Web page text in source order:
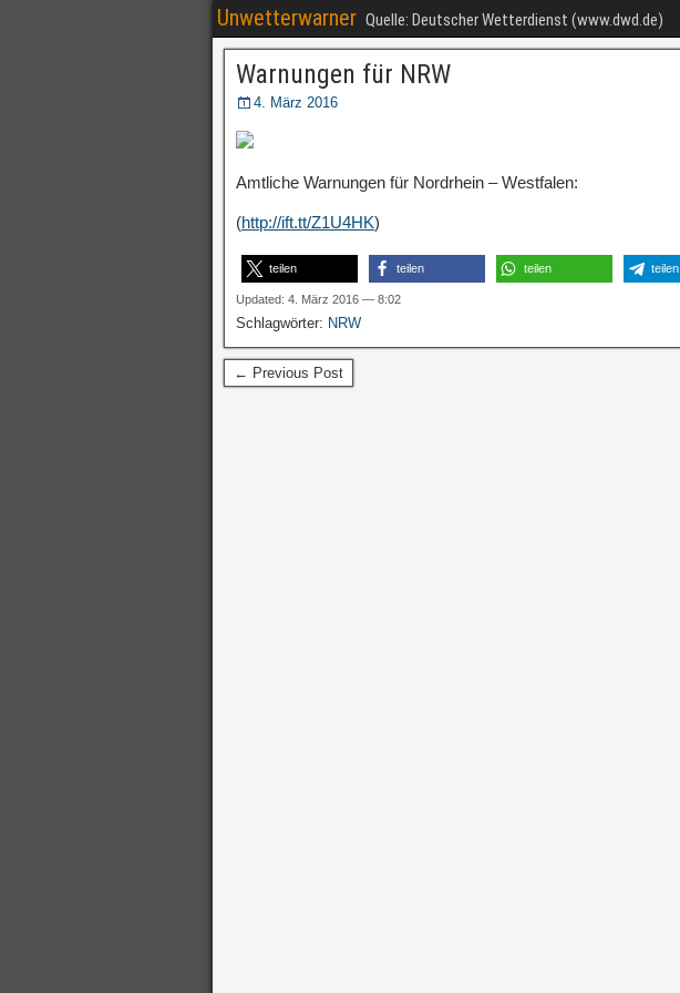
Unwetterwarner Quelle: Deutscher Wetterdienst (www.dwd.de)
Warnungen für NRW
4. März 2016
Amtliche Warnungen für Nordrhein – Westfalen:
(http://ift.tt/Z1U4HK)
teilen teilen teilen teilen
Updated: 4. März 2016 — 8:02
Schlagwörter: NRW
← Previous Post